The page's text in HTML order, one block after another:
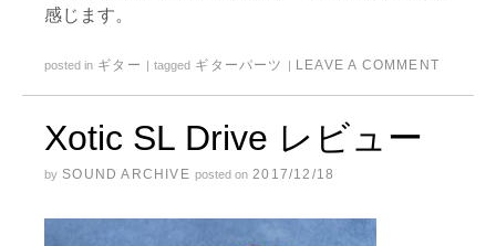
感じます。
posted in ギター tagged ギターパーツ LEAVE A COMMENT
Xotic SL Drive レビュー
by SOUND ARCHIVE posted on 2017/12/18